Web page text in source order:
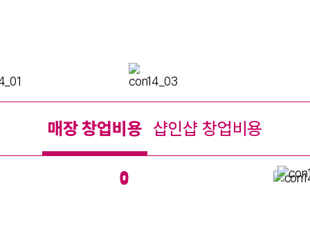
우리 동네에 아이즈박스 간판이
없다면, 지금이 기회입니다.
단독 매장으로도, 기존 매장에 더
하는 샵인샵으로도상권에 맞게
시작할 수 있습니다.
매장 창업비용 샵인샵 창업비용